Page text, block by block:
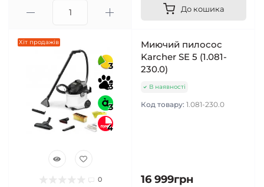
До кошика
Хіт продажів
3
3
3
4
0
Миючий пилосос
Karcher SE 5 (1.081-
230.0)
В наявності
Код товару: 1.081-230.0
16 999грн